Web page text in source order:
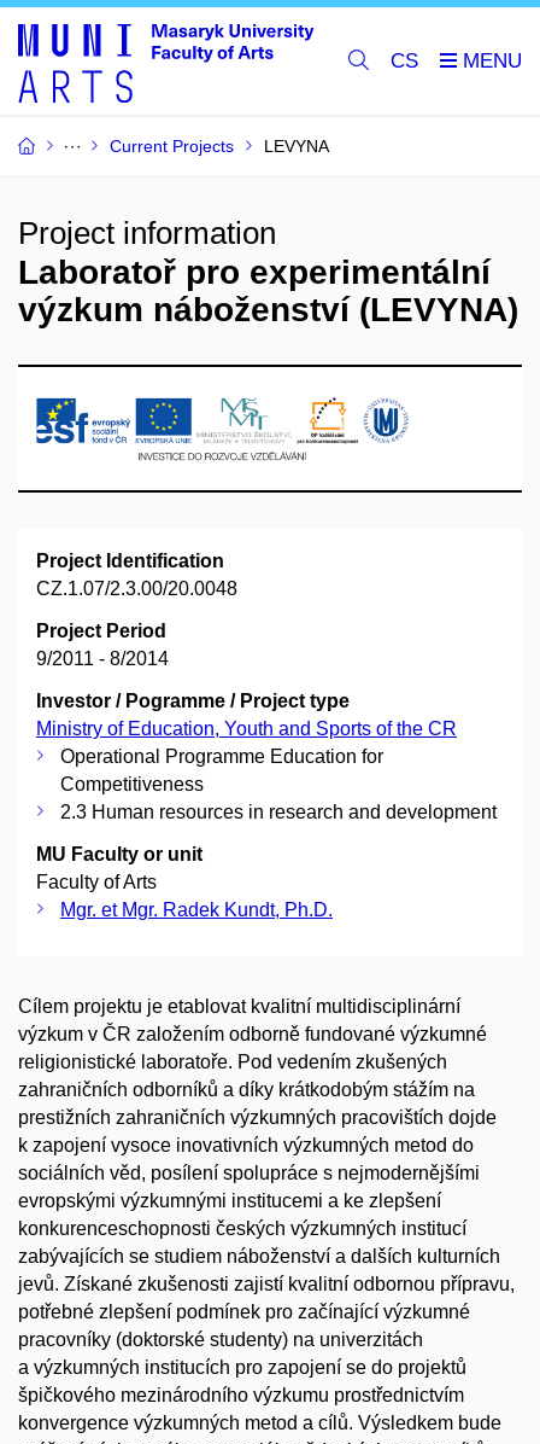
CS
Current Projects LEVYNA
Project information
Laboratoř pro experimentální
výzkum náboženství (LEVYNA)
Project Identification
CZ.1.07/2.3.00/20.0048
Project Period
9/2011 - 8/2014
Investor / Pogramme / Project type
Ministry of Education, Youth and Sports of the CR
Operational Programme Education for
Competitiveness
2.3 Human resources in research and development
MU Faculty or unit
Faculty of Arts
Mgr. et Mgr. Radek Kundt, Ph.D.
Cílem projektu je etablovat kvalitní multidisciplinární
výzkum v ČR založením odborně fundované výzkumné
religionistické laboratoře. Pod vedením zkušených
zahraničních odborníků a díky krátkodobým stážím na
prestižních zahraničních výzkumných pracovištích dojde
k zapojení vysoce inovativních výzkumných metod do
sociálních věd, posílení spolupráce s nejmodernějšími
evropskými výzkumnými institucemi a ke zlepšení
konkurenceschopnosti českých výzkumných institucí
zabývajících se studiem náboženství a dalších kulturních
jevů. Získané zkušenosti zajistí kvalitní odbornou přípravu,
potřebné zlepšení podmínek pro začínající výzkumné
pracovníky (doktorské studenty) na univerzitách
a výzkumných institucích pro zapojení se do projektů
špičkového mezinárodního výzkumu prostřednictvím
konvergence výzkumných metod a cílů. Výsledkem bude